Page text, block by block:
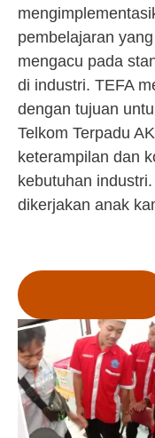
pembelajaran
mengacu pada
di industri. TEFA
dengan tujuan
Telkom Terpadu
keterampilan dan
kebutuhan
dikerjakan anak